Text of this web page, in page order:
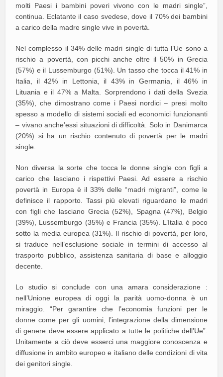
molti Paesi i bambini poveri vivono con le madri single”,
continua. Eclatante il caso svedese, dove il 70% dei bambini
a carico della madre single vive in povertà.
Nel complesso il 34% delle madri single di tutta l’Ue sono a
rischio a povertà, con picchi anche oltre il 50% in Grecia
(57%) e il Lussemburgo (51%). Un tasso che tocca il 41% in
Italia, il 42% in Lettonia, il 43% in Germania, il 46% in
Lituania e il 47% a Malta. Sorprendono i dati della Svezia
(35%), che dimostrano come i Paesi nordici – presi molto
spesso a modello di sistemi sociali ed economici funzionanti
– vivano anche’essi situazioni di difficoltà. Solo in Danimarca
(20%) si ha un rischio contenuto di povertà per le madri
single.
Non diversa la sorte che tocca le donne single con figli a
carico che lasciano i rispettivi Paesi. Ad essere a rischio
povertà in Europa è il 33% delle “madri migranti”, come le
definisce il rapporto. Tassi più elevati riguardano le madri
con figli che lasciano Grecia (52%), Spagna (47%), Belgio
(39%), Lussemburgo (35%) e Francia (35%). L’Italia è poco
sotto la media europea (31%). Il rischio di povertà, per loro,
si traduce nell’esclusione sociale in termini di accesso al
trasporto pubblico, assistenza sanitaria di base e alloggio
decente.
Lo studio si conclude con una amara considerazione :
nell’Unione europea di oggi la parità uomo-donna è un
miraggio. “Per garantire che l’economia funzioni per le
donne come per gli uomini, l’integrazione della dimensione
di genere deve essere applicato a tutte le politiche dell’Ue”.
Unitamente a ciò deve esserci una maggiore conoscenza e
diffusione in ambito europeo e italiano delle condizioni di vita
dei genitori single.